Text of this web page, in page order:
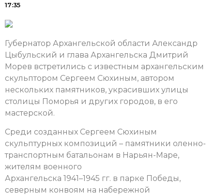
17:35
Губернатор Архангельской области Александр
Цыбульский и глава Архангельска Дмитрий
Морев встретились с известным архангельским
скульптором Сергеем Сюхиным, автором
нескольких памятников, украсивших улицы
столицы Поморья и других городов, в его
мастерской.
Среди созданных Сергеем Сюхиным
скульптурных композиций – памятники оленно-
транспортным батальонам в Нарьян-Маре,
жителям военного
Архангельска 1941–1945 гг. в парке Победы,
северным конвоям на набережной